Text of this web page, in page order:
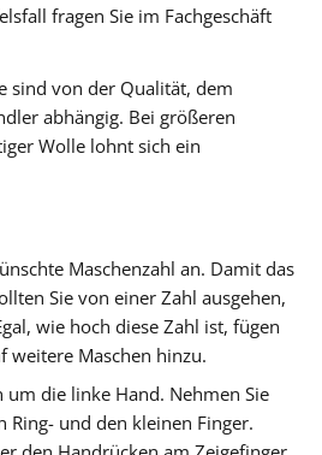
fragen Sie im Fachgeschäft
sind von der Qualität, dem
abhängig. Bei größeren
Wolle lohnt sich ein
Maschenzahl an. Damit das
Sie von einer Zahl ausgehen,
wie hoch diese Zahl ist, fügen
weitere Maschen hinzu.
um die linke Hand. Nehmen Sie
Ring- und den kleinen Finger.